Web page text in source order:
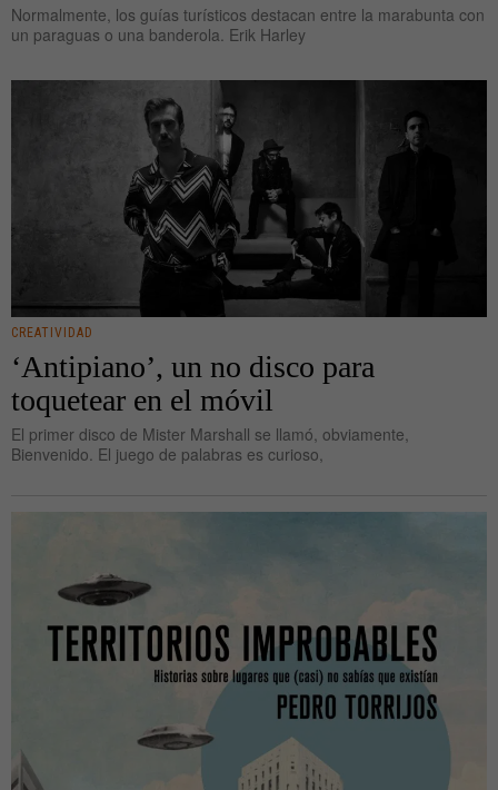
Normalmente, los guías turísticos destacan entre la marabunta con
un paraguas o una banderola. Erik Harley
CREATIVIDAD
‘Antipiano’, un no disco para
toquetear en el móvil
El primer disco de Mister Marshall se llamó, obviamente,
Bienvenido. El juego de palabras es curioso,